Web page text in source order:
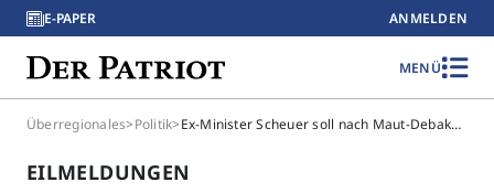
E-PAPER ANMELDEN
MENÜ
Überregionales>Politik> Ex-Minister Scheuer soll nach Maut-Debakel vor Gericht
EILMELDUNGEN